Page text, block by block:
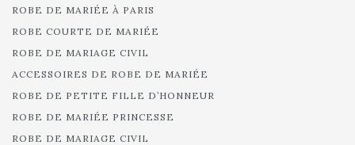
ROBE DE MARIÉE À PARIS
ROBE COURTE DE MARIÉE
ROBE DE MARIAGE CIVIL
ACCESSOIRES DE ROBE DE MARIÉE
ROBE DE PETITE FILLE D’HONNEUR
ROBE DE MARIÉE PRINCESSE
ROBE DE MARIAGE CIVIL